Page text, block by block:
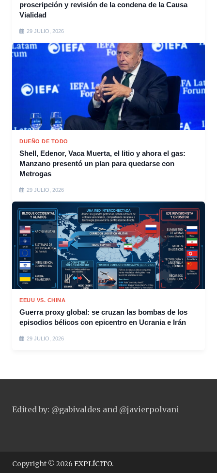
proscripción y revisión de la condena de la Causa
Vialidad
29 JULIO, 2026
DUEÑO DE TODO
Shell, Edenor, Vaca Muerta, el litio y ahora el gas:
Manzano presentó un plan para quedarse con
Metrogas
29 JULIO, 2026
EEUU VS. CHINA
Guerra proxy global: se cruzan las bombas de los
episodios bélicos con epicentro en Ucrania e Irán
29 JULIO, 2026
Edited by: @gabivaldes and @javierpolvani
Copyright © 2026 EXPLÍCITO.